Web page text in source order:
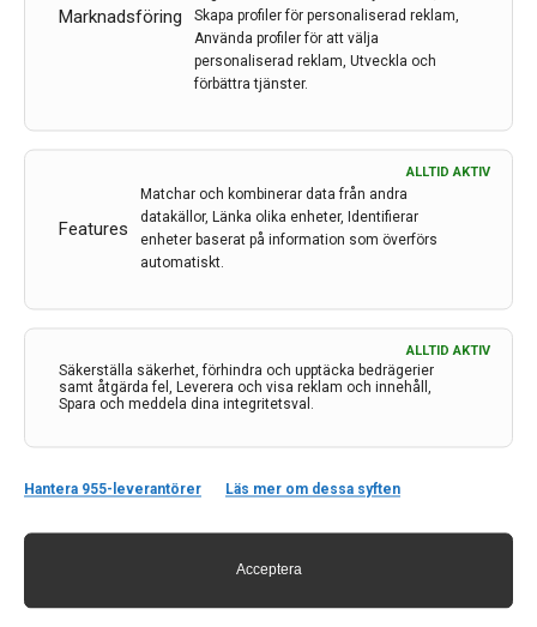
Marknadsföring
Skapa profiler för personaliserad reklam,
Använda profiler för att välja
personaliserad reklam, Utveckla och
förbättra tjänster.
Features
ALLTID AKTIV
Matchar och kombinerar data från andra
datakällor, Länka olika enheter, Identifierar
enheter baserat på information som överförs
automatiskt.
Säkerställa säkerhet, förhindra och upptäcka bedrägerier
samt åtgärda fel, Leverera och visa reklam och innehåll,
Spara och meddela dina integritetsval.
ALLTID AKTIV
Hantera 955-leverantörer Läs mer om dessa syften
Acceptera
Kontakt
Neurologi i Sverige
113 68 Stockholm
Länkar